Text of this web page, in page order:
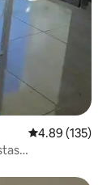
Calificación
4.89 (135)